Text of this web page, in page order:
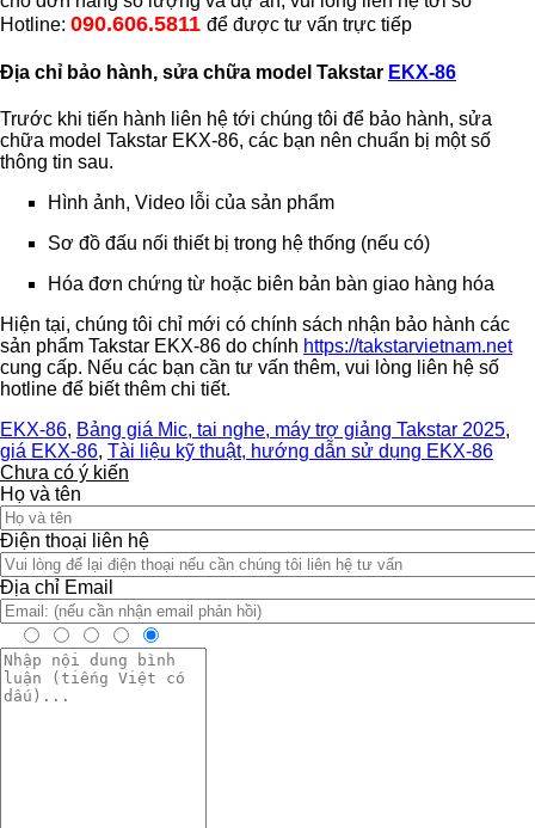
Hotline: 090.606.5811 để được tư vấn trực tiếp
Địa chỉ bảo hành, sửa chữa model Takstar EKX-86
Trước khi tiến hành liên hệ tới chúng tôi để bảo hành, sửa
chữa model Takstar EKX-86, các bạn nên chuẩn bị một số
thông tin sau.
Hình ảnh, Video lỗi của sản phẩm
Sơ đồ đấu nối thiết bị trong hệ thống (nếu có)
Hóa đơn chứng từ hoặc biên bản bàn giao hàng hóa
Hiện tại, chúng tôi chỉ mới có chính sách nhận bảo hành các
sản phẩm Takstar EKX-86 do chính https://takstarvietnam.net
cung cấp. Nếu các bạn cần tư vấn thêm, vui lòng liên hệ số
hotline để biết thêm chi tiết.
EKX-86, Bảng giá Mic, tai nghe, máy trợ giảng Takstar 2025,
giá EKX-86, Tài liệu kỹ thuật, hướng dẫn sử dụng EKX-86
Chưa có ý kiến
Họ và tên
Điện thoại liên hệ
Địa chỉ Email